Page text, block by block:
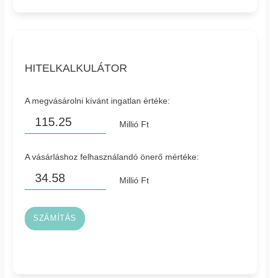
HITELKALKULÁTOR
A megvásárolni kívánt ingatlan értéke:
Millió Ft
A vásárláshoz felhasználandó önerő mértéke:
Millió Ft
SZÁMÍTÁS